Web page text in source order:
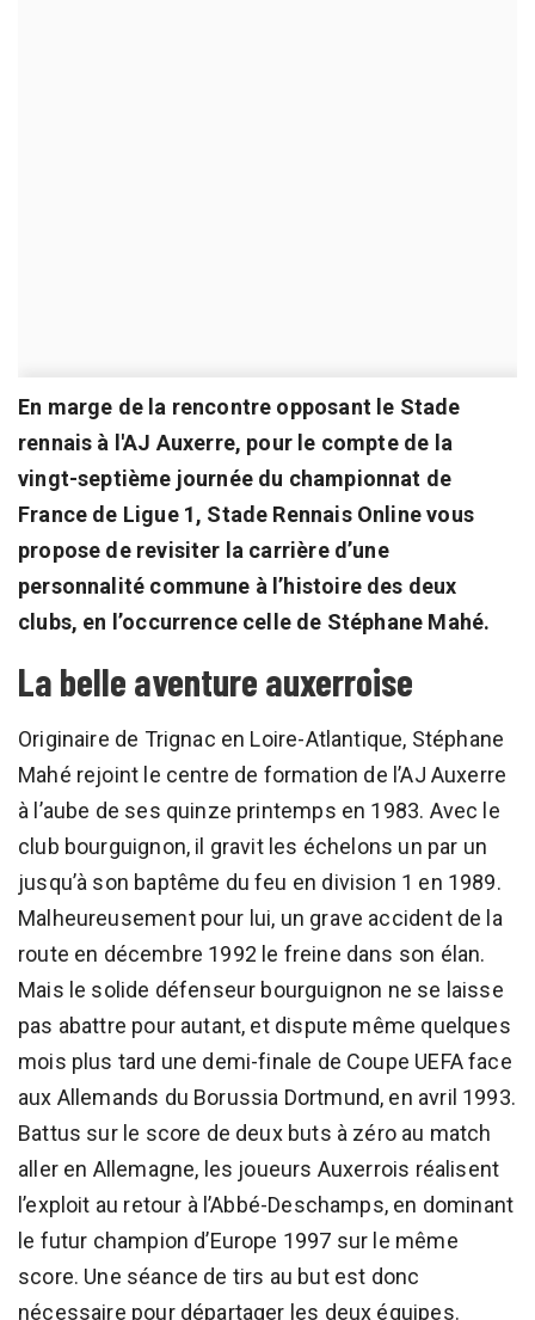
En marge de la rencontre opposant le Stade
rennais à l'AJ Auxerre, pour le compte de la
vingt-septième journée du championnat de
France de Ligue 1, Stade Rennais Online vous
propose de revisiter la carrière d’une
personnalité commune à l’histoire des deux
clubs, en l’occurrence celle de Stéphane Mahé.
La belle aventure auxerroise
Originaire de Trignac en Loire-Atlantique, Stéphane
Mahé rejoint le centre de formation de l’AJ Auxerre
à l’aube de ses quinze printemps en 1983. Avec le
club bourguignon, il gravit les échelons un par un
jusqu’à son baptême du feu en division 1 en 1989.
Malheureusement pour lui, un grave accident de la
route en décembre 1992 le freine dans son élan.
Mais le solide défenseur bourguignon ne se laisse
pas abattre pour autant, et dispute même quelques
mois plus tard une demi-finale de Coupe UEFA face
aux Allemands du Borussia Dortmund, en avril 1993.
Battus sur le score de deux buts à zéro au match
aller en Allemagne, les joueurs Auxerrois réalisent
l’exploit au retour à l’Abbé-Deschamps, en dominant
le futur champion d’Europe 1997 sur le même
score. Une séance de tirs au but est donc
nécessaire pour départager les deux équipes.